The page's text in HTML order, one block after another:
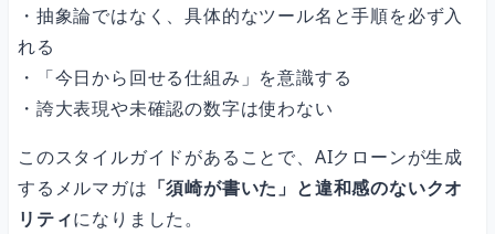
・抽象論ではなく、具体的なツール名と手順を必ず入
れる
・「今日から回せる仕組み」を意識する
・誇大表現や未確認の数字は使わない
このスタイルガイドがあることで、AIクローンが生成
するメルマガは 「須崎が書いた」と違和感のないクオ
リティになりました。